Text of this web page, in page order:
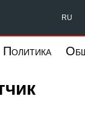
RU
Политика